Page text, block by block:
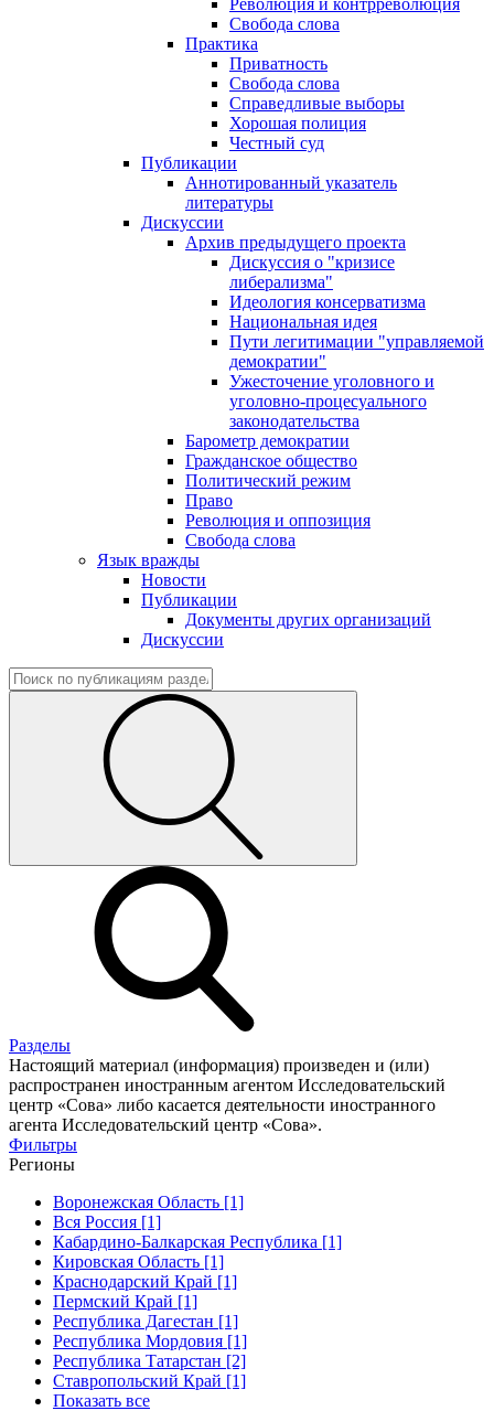
Революция и контрреволюция
Свобода слова
Практика
Приватность
Свобода слова
Справедливые выборы
Хорошая полиция
Честный суд
Публикации
Аннотированный указатель
литературы
Дискуссии
Архив предыдущего проекта
Дискуссия о "кризисе
либерализма"
Идеология консерватизма
Национальная идея
Пути легитимации "управляемой
демократии"
Ужесточение уголовного и
уголовно-процесуального
законодательства
Барометр демократии
Гражданское общество
Политический режим
Право
Революция и оппозиция
Свобода слова
Язык вражды
Новости
Публикации
Документы других организаций
Дискуссии
Разделы
Настоящий материал (информация) произведен и (или)
распространен иностранным агентом Исследовательский
центр «Сова» либо касается деятельности иностранного
агента Исследовательский центр «Сова».
Фильтры
Регионы
Воронежская Область [1]
Вся Россия [1]
Кабардино-Балкарская Республика [1]
Кировская Область [1]
Краснодарский Край [1]
Пермский Край [1]
Республика Дагестан [1]
Республика Мордовия [1]
Республика Татарстан [2]
Ставропольский Край [1]
Показать все